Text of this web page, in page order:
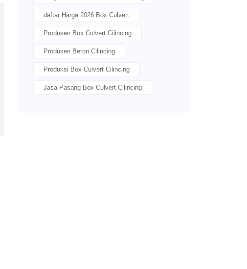
daftar Harga 2026 Box Culvert
Produsen Box Culvert Cilincing
Produsen Beton Cilincing
Produksi Box Culvert Cilincing
Jasa Pasang Box Culvert Cilincing